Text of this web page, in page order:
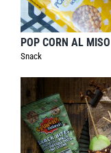
POP CORN AL MISO
Snack